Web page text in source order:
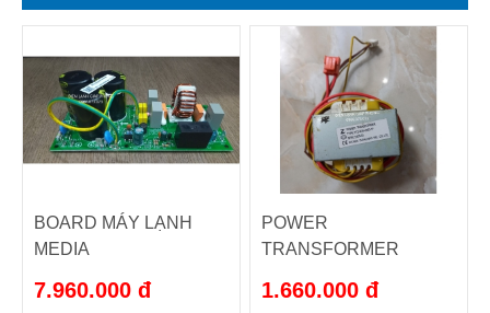
BOARD MÁY LẠNH
MEDIA
7.960.000 đ
POWER
TRANSFORMER
1F)
1.660.000 đ